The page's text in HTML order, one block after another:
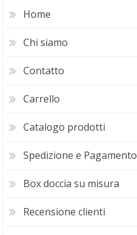
Home
Chi siamo
Contatto
Carrello
Catalogo prodotti
Spedizione e Pagamento
Box doccia su misura
Recensione clienti